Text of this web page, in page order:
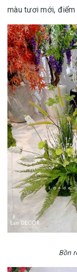
màu tươi mới, điểm
Bồn